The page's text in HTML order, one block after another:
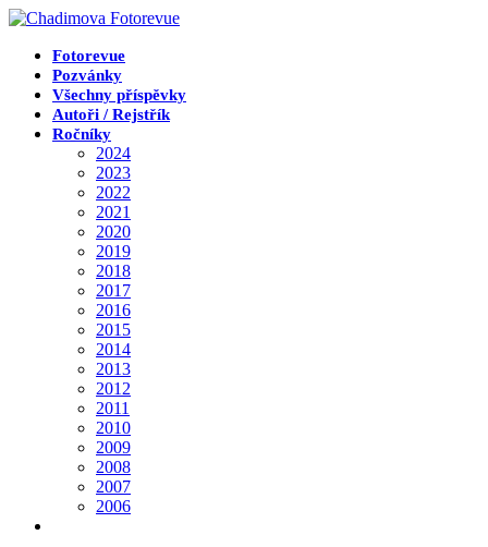
Přejít
obsahuFotorevue
Pozvánky
Všechny příspěvky
Autoři / Rejstřík
Ročníky
2024
2023
2022
2021
2020
2019
2018
2017
2016
2015
2014
2013
2012
2011
2010
2009
2008
2007
2006